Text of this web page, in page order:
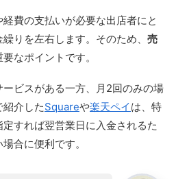
費の支払いが必要な出店者にと
りを左右します。そのため、 売
なポイントです。
ビスがある一方、月2回のみの場
介したSquareや楽天ペイは、特
すれば翌営業日に入金されるた
合に便利です。